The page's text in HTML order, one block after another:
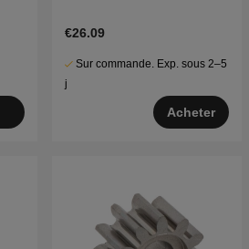
€26.09
Sur commande. Exp. sous 2–5
j
Acheter